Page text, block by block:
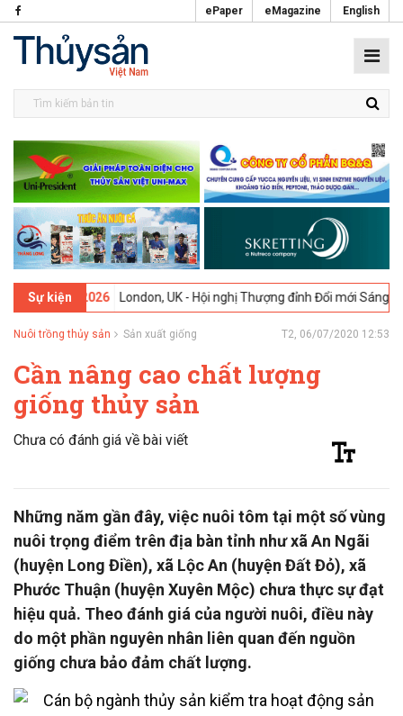
ePaper eMagazine English
Sự kiện
02-2026 London, UK - Hội nghị Thượng đỉnh Đổi mới Sáng tạo
Nuôi trồng thủy sản Sản xuất giống T2, 06/07/2020 12:53
Cần nâng cao chất lượng
giống thủy sản
Chưa có đánh giá về bài viết
Những năm gần đây, việc nuôi tôm tại một số vùng
nuôi trọng điểm trên địa bàn tỉnh như xã An Ngãi
(huyện Long Điền), xã Lộc An (huyện Đất Đỏ), xã
Phước Thuận (huyện Xuyên Mộc) chưa thực sự đạt
hiệu quả. Theo đánh giá của người nuôi, điều này
do một phần nguyên nhân liên quan đến nguồn
giống chưa bảo đảm chất lượng.